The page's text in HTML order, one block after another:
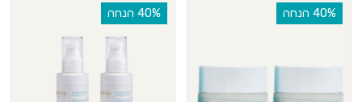
‫40% הנחה ‫40% הנחה